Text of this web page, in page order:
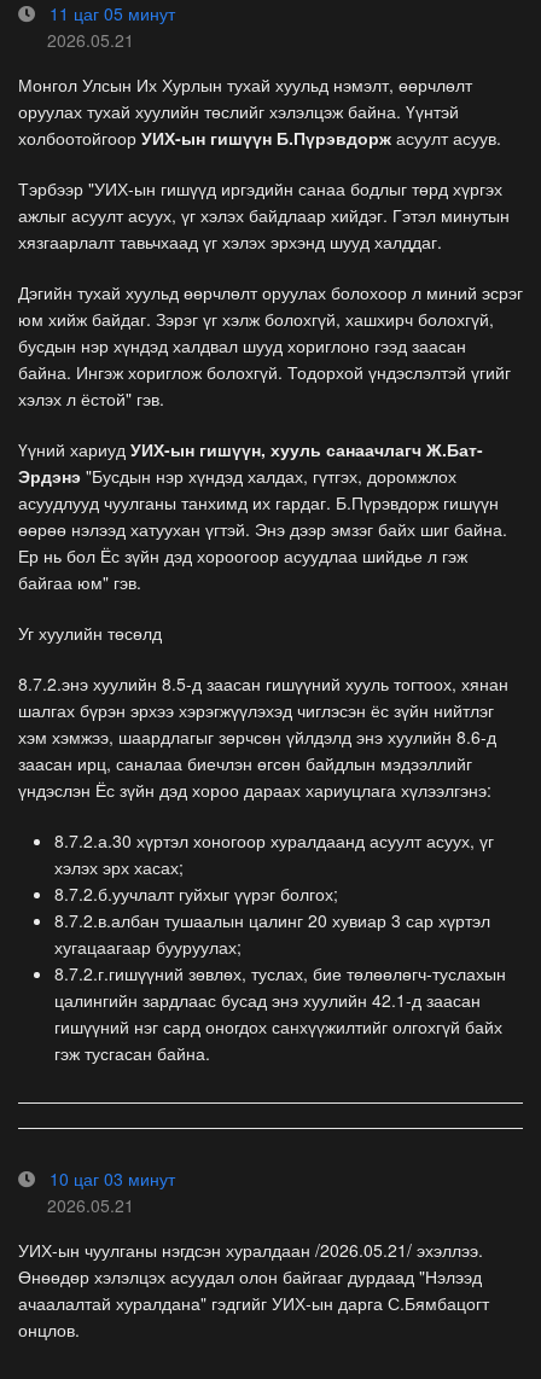
11 цаг 05 минут
2026.05.21
Монгол Улсын Их Хурлын тухай хуульд нэмэлт, өөрчлөлт
оруулах тухай хуулийн төслийг хэлэлцэж байна. Үүнтэй
холбоотойгоор УИХ-ын гишүүн Б.Пүрэвдорж асуулт асуув.
Тэрбээр "УИХ-ын гишүүд иргэдийн санаа бодлыг төрд хүргэх
ажлыг асуулт асуух, үг хэлэх байдлаар хийдэг. Гэтэл минутын
хязгаарлалт тавьчхаад үг хэлэх эрхэнд шууд халддаг.
Дэгийн тухай хуульд өөрчлөлт оруулах болохоор л миний эсрэг
юм хийж байдаг. Зэрэг үг хэлж болохгүй, хашхирч болохгүй,
бусдын нэр хүндэд халдвал шууд хориглоно гээд заасан
байна. Ингэж хориглож болохгүй. Тодорхой үндэслэлтэй үгийг
хэлэх л ёстой" гэв.
Үүний хариуд УИХ-ын гишүүн, хууль санаачлагч Ж.Бат-
Эрдэнэ "Бусдын нэр хүндэд халдах, гүтгэх, доромжлох
асуудлууд чуулганы танхимд их гардаг. Б.Пүрэвдорж гишүүн
өөрөө нэлээд хатуухан үгтэй. Энэ дээр эмзэг байх шиг байна.
Ер нь бол Ёс зүйн дэд хороогоор асуудлаа шийдье л гэж
байгаа юм" гэв.
Уг хуулийн төсөлд
8.7.2.энэ хуулийн 8.5-д заасан гишүүний хууль тогтоох, хянан
шалгах бүрэн эрхээ хэрэгжүүлэхэд чиглэсэн ёс зүйн нийтлэг
хэм хэмжээ, шаардлагыг зөрчсөн үйлдэлд энэ хуулийн 8.6-д
заасан ирц, саналаа биечлэн өгсөн байдлын мэдээллийг
үндэслэн Ёс зүйн дэд хороо дараах хариуцлага хүлээлгэнэ:
8.7.2.а.30 хүртэл хоногоор хуралдаанд асуулт асуух, үг
хэлэх эрх хасах;
8.7.2.б.уучлалт гуйхыг үүрэг болгох;
8.7.2.в.албан тушаалын цалинг 20 хувиар 3 сар хүртэл
хугацаагаар бууруулах;
8.7.2.г.гишүүний зөвлөх, туслах, бие төлөөлөгч-туслахын
цалингийн зардлаас бусад энэ хуулийн 42.1-д заасан
гишүүний нэг сард оногдох санхүүжилтийг олгохгүй байх
гэж тусгасан байна.
10 цаг 03 минут
2026.05.21
УИХ-ын чуулганы нэгдсэн хуралдаан /2026.05.21/ эхэллээ.
Өнөөдөр хэлэлцэх асуудал олон байгааг дурдаад "Нэлээд
ачаалалтай хуралдана" гэдгийг УИХ-ын дарга С.Бямбацогт
онцлов.